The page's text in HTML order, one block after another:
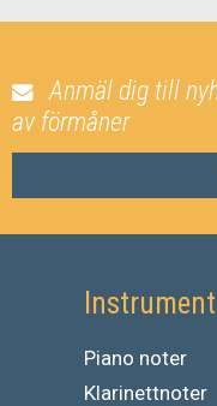
Anmäl dig till
av förmåner
Instrument
Piano noter
Klarinettnoter